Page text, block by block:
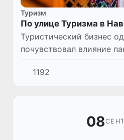
Туризм
По улице Туризма в
Туристический бизнес
почувствовал влияние
коронавируса:
свою активную
состоянии паузы, и
1192
08СЕН